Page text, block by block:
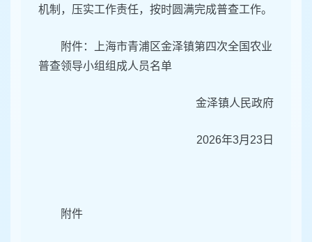
机制，压实工作责任，按时圆满完成普查工作。
附件：上海市青浦区金泽镇第四次全国农业
普查领导小组组成人员名单
金泽镇人民政府
2026年3月23日
附件